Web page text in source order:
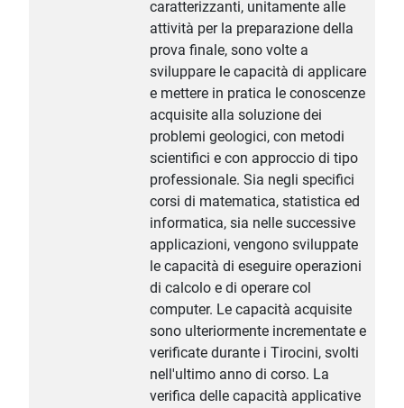
caratterizzanti, unitamente alle
attività per la preparazione della
prova finale, sono volte a
sviluppare le capacità di applicare
e mettere in pratica le conoscenze
acquisite alla soluzione dei
problemi geologici, con metodi
scientifici e con approccio di tipo
professionale. Sia negli specifici
corsi di matematica, statistica ed
informatica, sia nelle successive
applicazioni, vengono sviluppate
le capacità di eseguire operazioni
di calcolo e di operare col
computer. Le capacità acquisite
sono ulteriormente incrementate e
verificate durante i Tirocini, svolti
nell'ultimo anno di corso. La
verifica delle capacità applicative